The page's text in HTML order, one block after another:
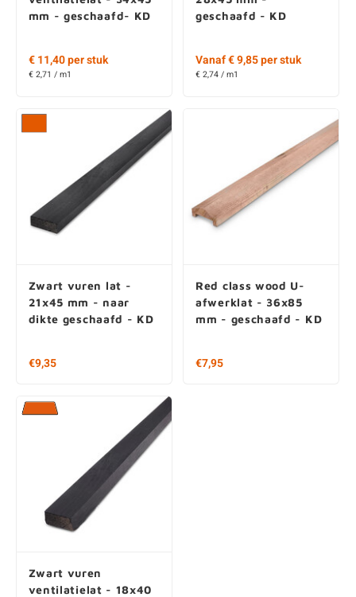
mm - geschaafd- KD
€ 11,40 per stuk
€ 2,71 / m1
geschaafd - KD
Vanaf € 9,85 per stuk
€ 2,74 / m1
Zwart vuren lat -
21x45 mm - naar
dikte geschaafd - KD
€9,35
Red class wood U-
afwerklat - 36x85
mm - geschaafd - KD
€7,95
Zwart vuren
ventilatielat - 18x40